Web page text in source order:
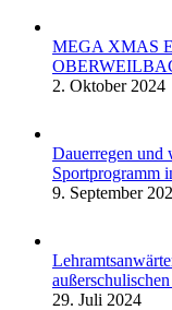
MEGA XMAS
2. Oktober 2024
Dauerregen und
Sportprogramm
9. September
29. Juli 2024